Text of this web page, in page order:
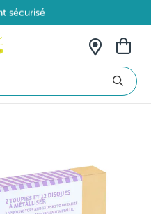
sécurisé
69€ en Belgique